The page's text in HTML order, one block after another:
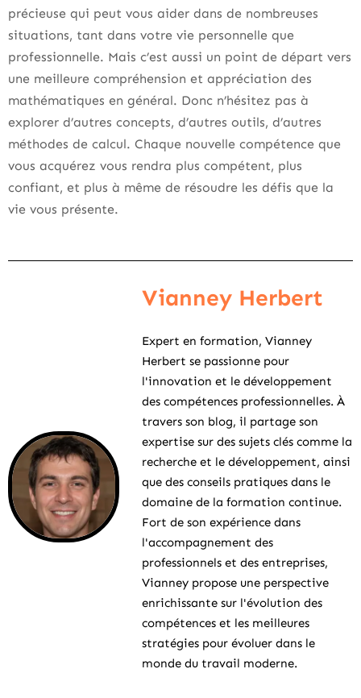
précieuse qui peut vous aider dans de nombreuses
situations, tant dans votre vie personnelle que
professionnelle. Mais c’est aussi un point de départ vers
une meilleure compréhension et appréciation des
mathématiques en général. Donc n’hésitez pas à
explorer d’autres concepts, d’autres outils, d’autres
méthodes de calcul. Chaque nouvelle compétence que
vous acquérez vous rendra plus compétent, plus
confiant, et plus à même de résoudre les défis que la
vie vous présente.
Vianney Herbert
Expert en formation, Vianney
Herbert se passionne pour
l'innovation et le développement
des compétences professionnelles. À
travers son blog, il partage son
expertise sur des sujets clés comme la
recherche et le développement, ainsi
que des conseils pratiques dans le
domaine de la formation continue.
Fort de son expérience dans
l'accompagnement des
professionnels et des entreprises,
Vianney propose une perspective
enrichissante sur l'évolution des
compétences et les meilleures
stratégies pour évoluer dans le
monde du travail moderne.